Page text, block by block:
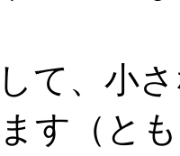
て、小
す（と